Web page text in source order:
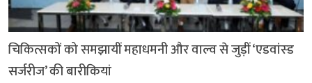
चिकित्सकों को समझायीं महाधमनी और वाल्व से जुड़ीं ‘एडवांस्ड
सर्जरीज’ की बारीकियां